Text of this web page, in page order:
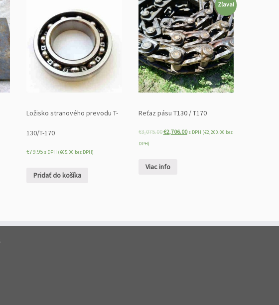
Ložisko stranového prevodu T-
130/T-170
€79.95 s DPH (€65.00 bez DPH)
Pridať do košíka
Zľava!
Reťaz pásu T130 / T170
€3,075.00€2,706.00 s DPH (€2,200.00 bez
DPH)
Viac info